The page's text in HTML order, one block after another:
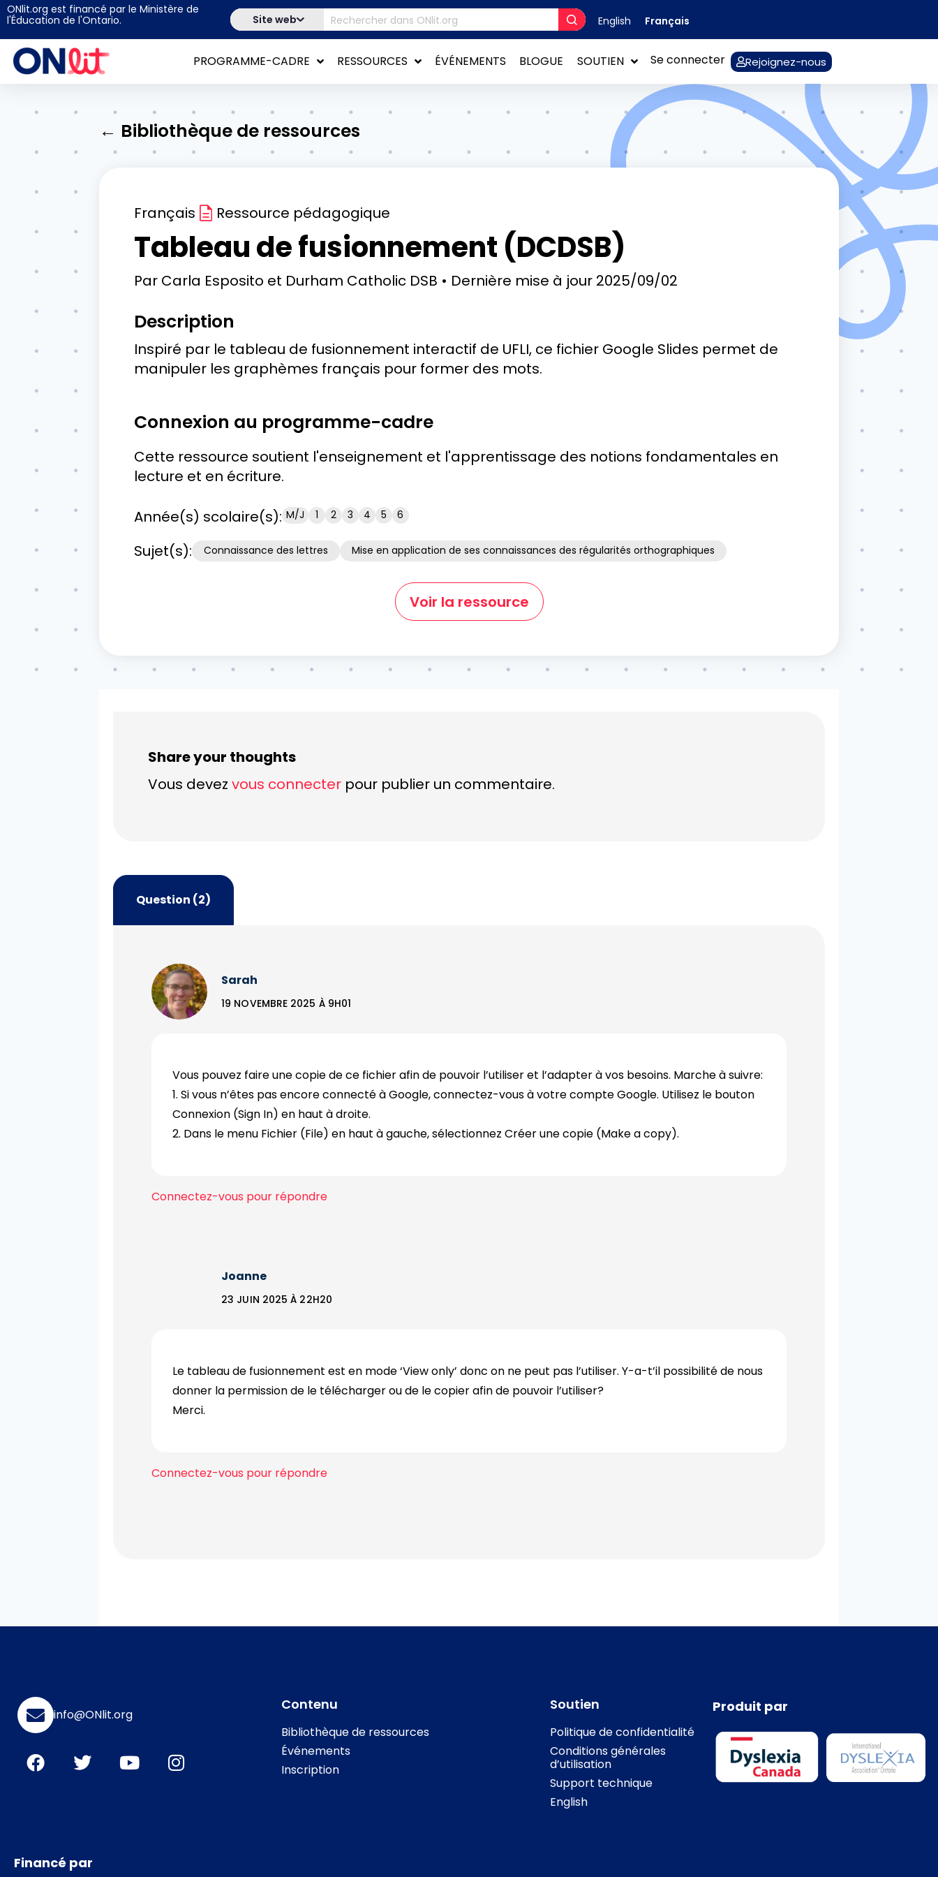
ONlit.org est financé par le Ministère de
l'Éducation de l'Ontario.
Site web English Français
PROGRAMME-CADRE RESSOURCES ÉVÉNEMENTS BLOGUE SOUTIEN Se connecter Rejoignez-nous
← Bibliothèque de ressources
Français Ressource pédagogique
Tableau de fusionnement (DCDSB)
Par Carla Esposito et Durham Catholic DSB Dernière mise à jour2025/09/02
Description
Inspiré par le tableau de fusionnement interactif de UFLI, ce fichier Google Slides permet de
manipuler les graphèmes français pour former des mots.
Connexion au programme-cadre
Cette ressource soutient l'enseignement et l'apprentissage des notions fondamentales en
lecture et en écriture.
Année(s) scolaire(s): M/J 1 2 3 4 5 6
Sujet(s): Connaissance des lettres Mise en application de ses connaissances des régularités orthographiques
Voir la ressource
Share your thoughts
Vous devez vous connecter pour publier un commentaire.
Question (2)
Sarah
19 NOVEMBRE 2025 À 9H01
Vous pouvez faire une copie de ce fichier afin de pouvoir l’utiliser et l’adapter à vos besoins. Marche à suivre:
1. Si vous n’êtes pas encore connecté à Google, connectez-vous à votre compte Google. Utilisez le bouton
Connexion (Sign In) en haut à droite.
2. Dans le menu Fichier (File) en haut à gauche, sélectionnez Créer une copie (Make a copy).
Connectez-vous pour répondre
Joanne
23 JUIN 2025 À 22H20
Le tableau de fusionnement est en mode ‘View only’ donc on ne peut pas l’utiliser. Y-a-t’il possibilité de nous
donner la permission de le télécharger ou de le copier afin de pouvoir l’utiliser?
Merci.
Connectez-vous pour répondre
info@ONlit.org
Contenu
Bibliothèque de ressources
Événements
Inscription
Soutien
Politique de confidentialité
Conditions générales
d’utilisation
Support technique
English
Produit par
Financé par